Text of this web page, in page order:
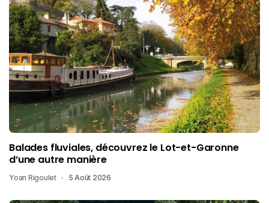
Balades fluviales, découvrez le Lot-et-Garonne
d’une autre manière
Yoan Rigoulet 5 Août 2026